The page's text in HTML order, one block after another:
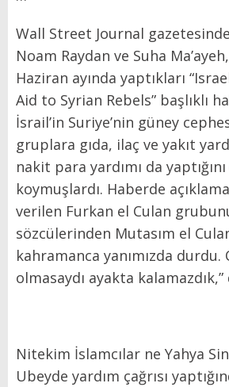
Wall Street Journal
Noam Raydan ve Suha Ma’ayeh,
Haziran ayında yaptıkları
Aid to Syrian Rebels” başlıklı
İsrail’in Suriye’nin güney
gruplara gıda, ilaç ve yakıt
nakit para yardımı da
koymuşlardı. Haberde
verilen Furkan el Culan
sözcülerinden Mutasım el
kahramanca yanımızda durdu.
olmasaydı ayakta
Nitekim İslamcılar ne Yahya
Ubeyde yardım çağrısı